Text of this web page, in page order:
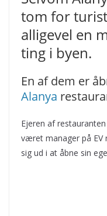
tom for
alligevel en
ting i byen.
En af dem er
Alanya
Ejeren af
været manager på EV
sig ud i at åbne sin